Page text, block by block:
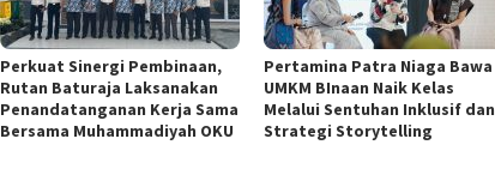
Perkuat Sinergi Pembinaan,
Rutan Baturaja Laksanakan
Penandatanganan Kerja Sama
Bersama Muhammadiyah OKU
Pertamina Patra Niaga Bawa
UMKM BInaan Naik Kelas
Melalui Sentuhan Inklusif dan
Strategi Storytelling